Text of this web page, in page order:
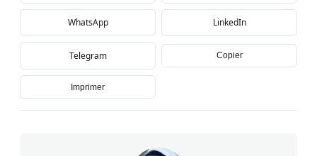
WhatsApp LinkedIn
Telegram Copier
Imprimer